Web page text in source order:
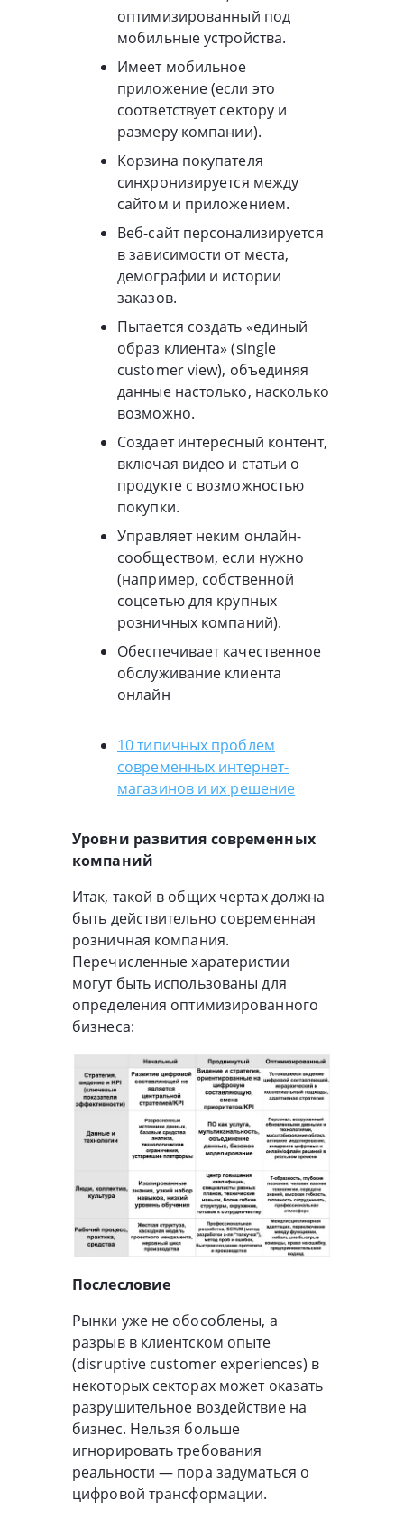
оптимизированный под
мобильные устройства.
Имеет мобильное
приложение (если это
соответствует сектору и
размеру компании).
Корзина покупателя
синхронизируется между
сайтом и приложением.
Веб-сайт персонализируется
в зависимости от места,
демографии и истории
заказов.
Пытается создать «единый
образ клиента» (single
customer view), объединяя
данные настолько, насколько
возможно.
Создает интересный контент,
включая видео и статьи о
продукте с возможностью
покупки.
Управляет неким онлайн-
сообществом, если нужно
(например, собственной
соцсетью для крупных
розничных компаний).
Обеспечивает качественное
обслуживание клиента
онлайн
10 типичных проблем
современных интернет-
магазинов и их решение
Уровни развития современных
компаний
Итак, такой в общих чертах должна
быть действительно современная
розничная компания.
Перечисленные харатеристии
могут быть использованы для
определения оптимизированного
бизнеса:
Послесловие
Рынки уже не обособлены, а
разрыв в клиентском опыте
(disruptive customer experiences) в
некоторых секторах может оказать
разрушительное воздействие на
бизнес. Нельзя больше
игнорировать требования
реальности — пора задуматься о
цифровой трансформации.